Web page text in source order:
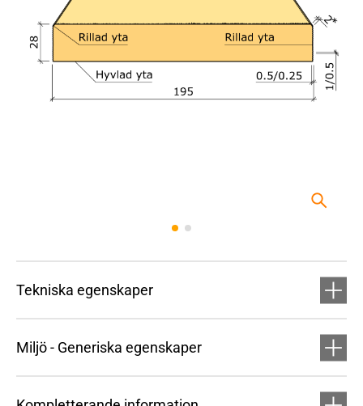
Tekniska egenskaper
Miljö - Generiska egenskaper